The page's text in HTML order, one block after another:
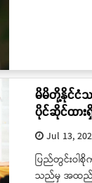
မိမိတို့နိုင်ငံသ
ပိုင်ဆိုင်ထား
Jul 13,
ပြည်တွင်းဝါ
သည်မှ အထည်